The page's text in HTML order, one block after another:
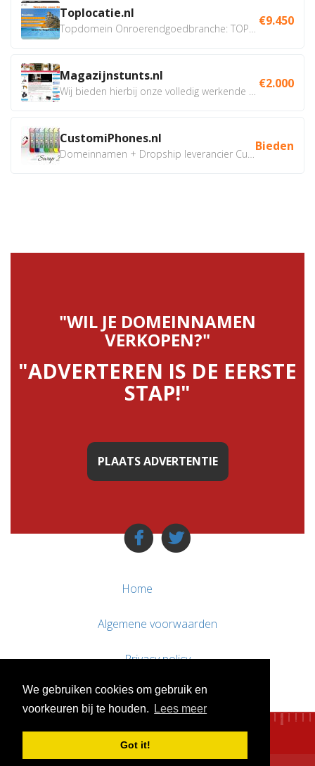
We gebruiken cookies om gebruik en
voorkeuren bij te houden.
Lees meer
Got it!
Toplocatie.nl €9.450
Magazijnstunts.nl €2.000
CustomiPhones.nl Bieden
"WIL JE DOMEINNAMEN
VERKOPEN?"
"ADVERTEREN IS DE EERSTE
STAP!"
PLAATS ADVERTENTIE
Home
Algemene voorwaarden
Privacy policy
Contact / Support